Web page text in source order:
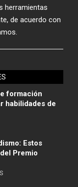
herramientas
de acuerdo con
formación
habilidades de
Estos
Premio